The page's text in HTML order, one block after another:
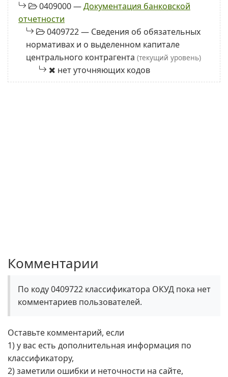
0409000 —Документация банковской
отчетности
0409722 — Сведения об обязательных
нормативах и о выделенном капитале
центрального контрагента (текущий уровень)
нет уточняющих кодов
Комментарии
По коду 0409722 классификатора ОКУД пока нет
комментариев пользователей.
Оставьте комментарий, если
1) у вас есть дополнительная информация по
классификатору,
2) заметили ошибки и неточности на сайте,